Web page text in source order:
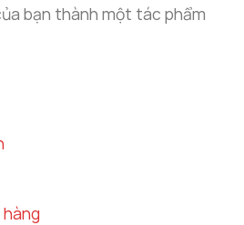
bạn thành một tác phẩm